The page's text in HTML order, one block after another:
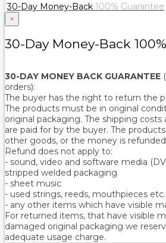
30-Day Money-Back 100% Guarantee
×
30-Day Money-Back
30-DAY MONEY BACK GUARANTEE
orders):
The buyer has the right to return the
The products must be in original
original packaging. The shipping
are paid for by the buyer. The
other goods, or the money is
Refund does not apply to:
- sound, video and software media
stripped welded packaging
- sheet music
- used strings, reeds, mouthpieces etc.
- any other items which have visible
For returned items, that have visible
damaged original packaging we
adequate usage charge.